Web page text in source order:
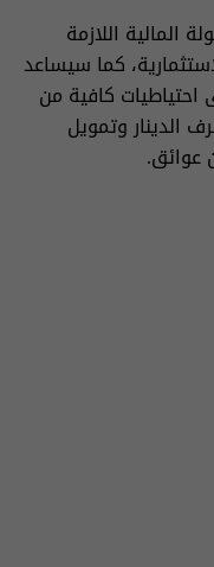
المالية اللازمة
كما سيساعد
كافية من
الدينار وتمويل
عوائق.